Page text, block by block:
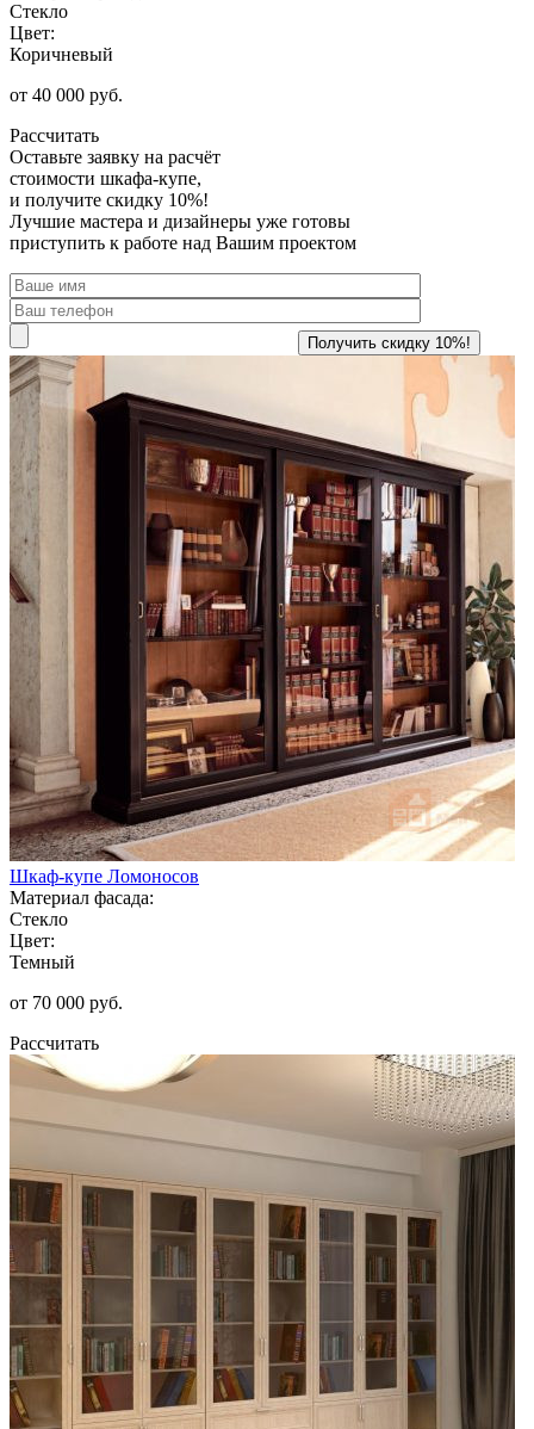
Стекло
Цвет:
Коричневый
от 40 000 руб.
Рассчитать
Оставьте заявку на расчёт
стоимости шкафа-купе,
и получите скидку 10%!
Лучшие мастера и дизайнеры уже готовы
приступить к работе над Вашим проектом
Шкаф-купе Ломоносов
Материал фасада:
Стекло
Цвет:
Темный
от 70 000 руб.
Рассчитать